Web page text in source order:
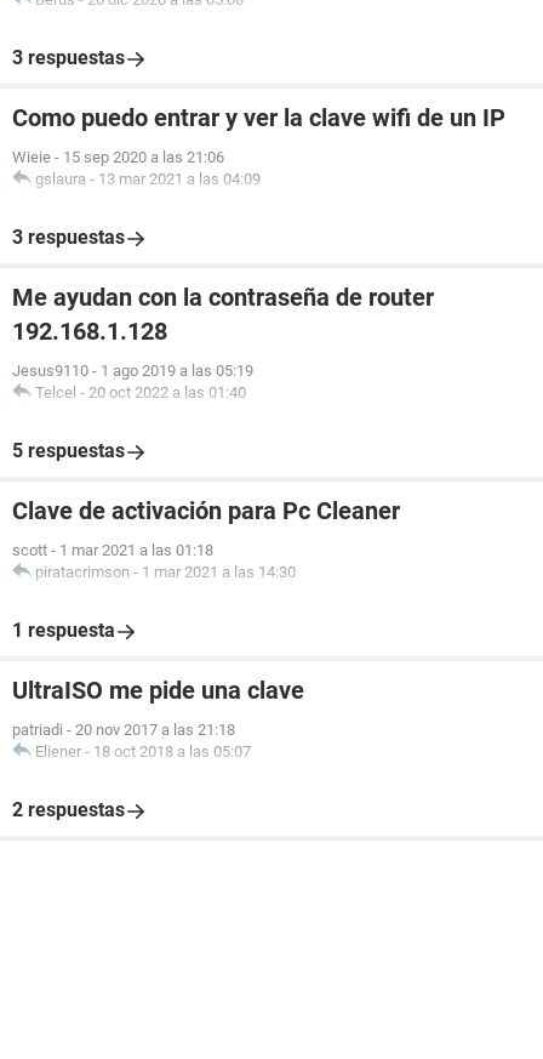
3 respuestas
Como puedo entrar y ver la clave wifi de un IP
Wieie - 15 sep 2020 a las 21:06
gslaura - 13 mar 2021 a las 04:09
3 respuestas
Me ayudan con la contraseña de router
192.168.1.128
Jesus9110 - 1 ago 2019 a las 05:19
Telcel - 20 oct 2022 a las 01:40
5 respuestas
Clave de activación para Pc Cleaner
scott - 1 mar 2021 a las 01:18
piratacrimson - 1 mar 2021 a las 14:30
1 respuesta
UltraISO me pide una clave
patriadi - 20 nov 2017 a las 21:18
Eliener - 18 oct 2018 a las 05:07
2 respuestas